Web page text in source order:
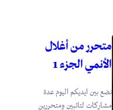
متحرر من أغلال
الأنمي الجزء 1
نضع بين ايديكم اليوم عدة
مشاركات لتائبين ومتحررين